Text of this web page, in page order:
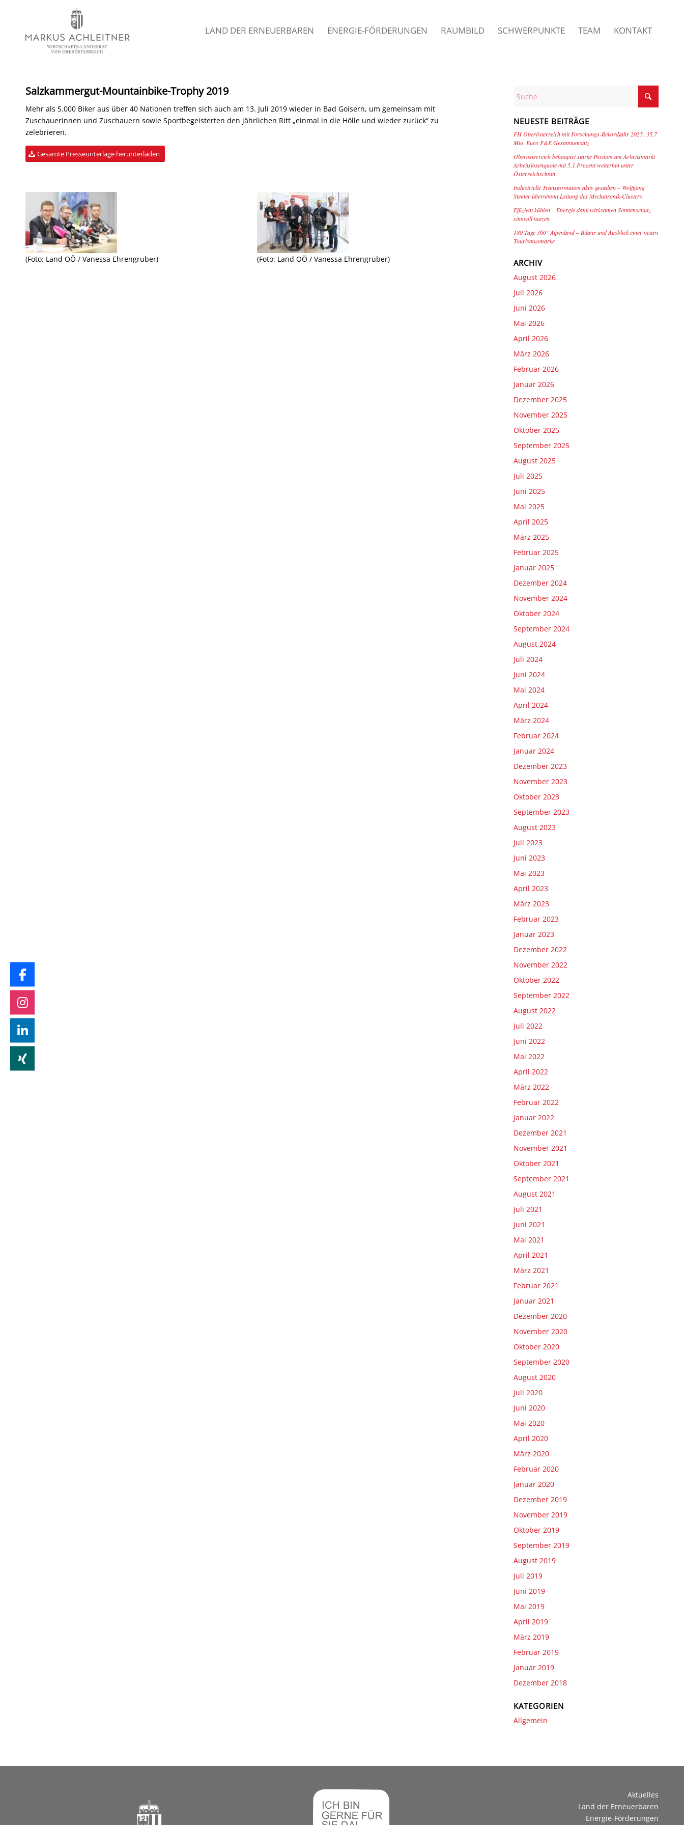
LAND DER ERNEUERBAREN ENERGIE-FÖRDERUNGEN RAUMBILD SCHWERPUNKTE TEAM KONTAKT
Salzkammergut-Mountainbike-Trophy 2019
Mehr als 5.000 Biker aus über 40 Nationen treffen sich auch am 13. Juli 2019 wieder in Bad Goisern, um gemeinsam mit
Zuschauerinnen und Zuschauern sowie Sportbegeisterten den jährlichen Ritt „einmal in die Hölle und wieder zurück“ zu
zelebrieren.
Gesamte Presseunterlage herunterladen
(Foto: Land OÖ / Vanessa Ehrengruber) (Foto: Land OÖ / Vanessa Ehrengruber)
NEUESTE BEITRÄGE
FH Oberösterreich mit Forschungs-Rekordjahr 2025: 35,7
Mio. Euro F&E Gesamtumsatz
Oberösterreich behauptet starke Position am Arbeitsmarkt
Arbeitslosenquote mit 5,1 Prozent weiterhin unter
Österreichschnitt
Industrielle Transformation aktiv gestalten – Wolfgang
Steiner übernimmt Leitung des Mechatronik-Clusters
Effizient kühlen – Energie dank wirksamen Sonnenschutz
sinnvoll nutzen
180 Tage 360° Alpenland – Bilanz und Ausblick einer neuen
Tourismusmarke
ARCHIV
August 2026
Juli 2026
Juni 2026
Mai 2026
April 2026
März 2026
Februar 2026
Januar 2026
Dezember 2025
November 2025
Oktober 2025
September 2025
August 2025
Juli 2025
Juni 2025
Mai 2025
April 2025
März 2025
Februar 2025
Januar 2025
Dezember 2024
November 2024
Oktober 2024
September 2024
August 2024
Juli 2024
Juni 2024
Mai 2024
April 2024
März 2024
Februar 2024
Januar 2024
Dezember 2023
November 2023
Oktober 2023
September 2023
August 2023
Juli 2023
Juni 2023
Mai 2023
April 2023
März 2023
Februar 2023
Januar 2023
Dezember 2022
November 2022
Oktober 2022
September 2022
August 2022
Juli 2022
Juni 2022
Mai 2022
April 2022
März 2022
Februar 2022
Januar 2022
Dezember 2021
November 2021
Oktober 2021
September 2021
August 2021
Juli 2021
Juni 2021
Mai 2021
April 2021
März 2021
Februar 2021
Januar 2021
Dezember 2020
November 2020
Oktober 2020
September 2020
August 2020
Juli 2020
Juni 2020
Mai 2020
April 2020
März 2020
Februar 2020
Januar 2020
Dezember 2019
November 2019
Oktober 2019
September 2019
August 2019
Juli 2019
Juni 2019
Mai 2019
April 2019
März 2019
Februar 2019
Januar 2019
Dezember 2018
KATEGORIEN
Allgemein
Aktuelles
Land der Erneuerbaren
Energie-Förderungen